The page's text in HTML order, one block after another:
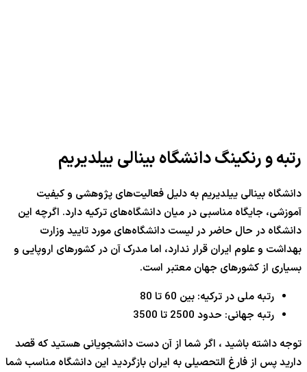
رتبه و رنکینگ دانشگاه بینالی ییلدیریم
دانشگاه بینالی ییلدیریم به دلیل فعالیت‌های پژوهشی و کیفیت
آموزشی، جایگاه مناسبی در میان دانشگاه‌های ترکیه دارد. اگرچه این
دانشگاه در حال حاضر در لیست دانشگاه‌های مورد تایید وزارت
بهداشت و علوم ایران قرار ندارد، اما مدرک آن در کشورهای اروپایی و
بسیاری از کشورهای جهان معتبر است.
رتبه ملی در ترکیه: بین 60 تا 80
رتبه جهانی: حدود 2500 تا 3500
توجه داشته باشید ، اگر شما از آن دست دانشجویانی هستید که قصد
دارید پس از فارغ التحصیلی به ایران بازگردید این دانشگاه مناسب شما